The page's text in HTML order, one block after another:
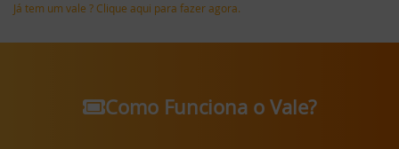
Já tem um vale ? Clique aqui para fazer agora.
Como Funciona o Vale?